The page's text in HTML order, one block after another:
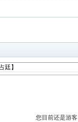
您目前还是游